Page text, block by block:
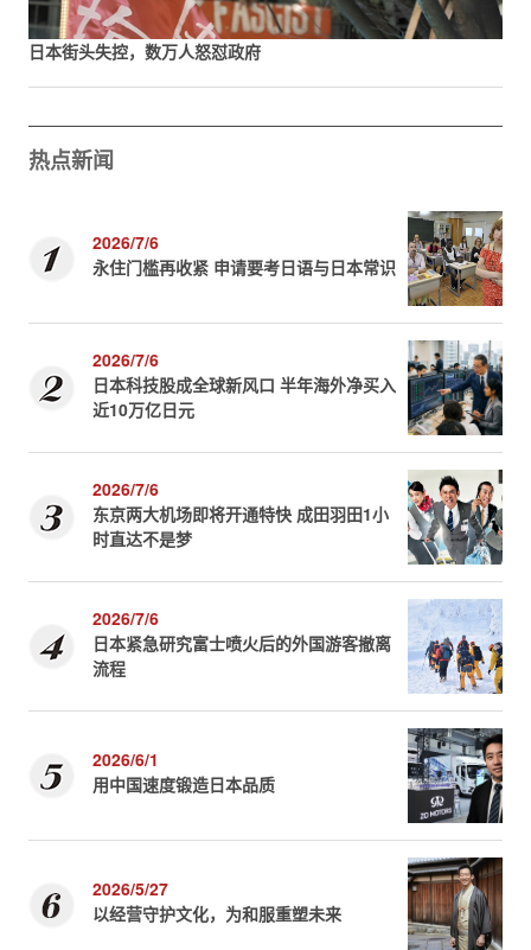
日本街头失控，数万人怒怼政府
热点新闻
2026/7/6
永住门槛再收紧 申请要考日语与日本常识
2026/7/6
日本科技股成全球新风口 半年海外净买入
近10万亿日元
2026/7/6
东京两大机场即将开通特快 成田羽田1小
时直达不是梦
2026/7/6
日本紧急研究富士喷火后的外国游客撤离
流程
2026/6/1
用中国速度锻造日本品质
2026/5/27
以经营守护文化，为和服重塑未来